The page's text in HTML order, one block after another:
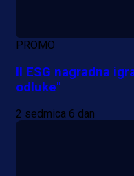
PROMO
II ESG nagradna
odluke"
2 sedmica 6 dan